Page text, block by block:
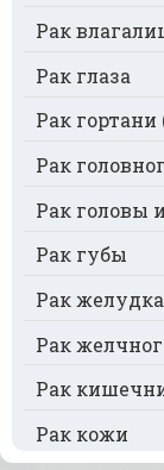
Рак
Рак глаза
Рак гортани
Рак
Рак головы
Рак губы
Рак желудка
Рак
Рак
Рак кожи